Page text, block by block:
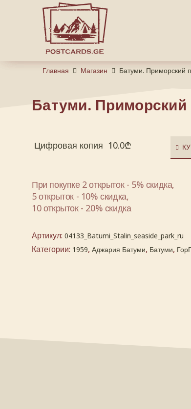
Главная Магазин Батуми. Приморский
Батуми.
Цифровая копия 10.0₾
При покупке 2 открыток - 5% скидка,
5 открыток - 10% скидка,
10 открыток - 20% скидка
Артикул: 04133_Batumi_Stalin_seaside_park_ru
Категории: 1959, Аджария Батуми, Батуми,